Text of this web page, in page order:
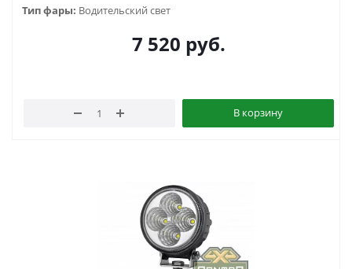
Тип фары: Водительский свет
7 520 руб.
В корзину